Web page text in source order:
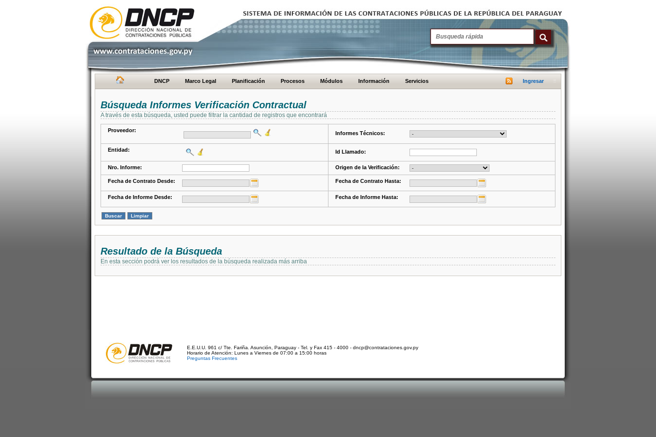
DNCP Marco Legal Planificación Procesos Módulos Información Servicios Ingresar
Búsqueda Informes Verificación Contractual
A través de esta búsqueda, usted puede filtrar la cantidad de registros que encontrará
Proveedor: Informes Técnicos:
Entidad: Id Llamado:
Nro. Informe: Origen de la Verificación:
Fecha de Contrato Desde: Fecha de Contrato Hasta:
Fecha de Informe Desde: Fecha de Informe Hasta:
Resultado de la Búsqueda
En esta sección podrá ver los resultados de la búsqueda realizada más arriba
E.E.U.U. 961 c/ Tte. Fariña. Asunción, Paraguay - Tel. y Fax 415 - 4000 - dncp@contrataciones.gov.py
Horario de Atención: Lunes a Viernes de 07:00 a 15:00 horas
Preguntas Frecuentes